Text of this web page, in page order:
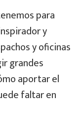
para
y
y oficinas
grandes
aportar el
faltar en